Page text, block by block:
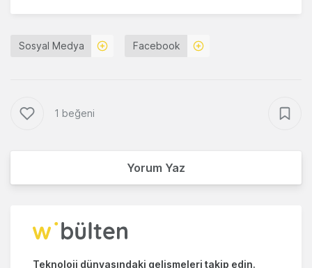
Sosyal Medya Facebook
1 beğeni
Yorum Yaz
Teknoloji dünyasındaki gelişmeleri takip edin.